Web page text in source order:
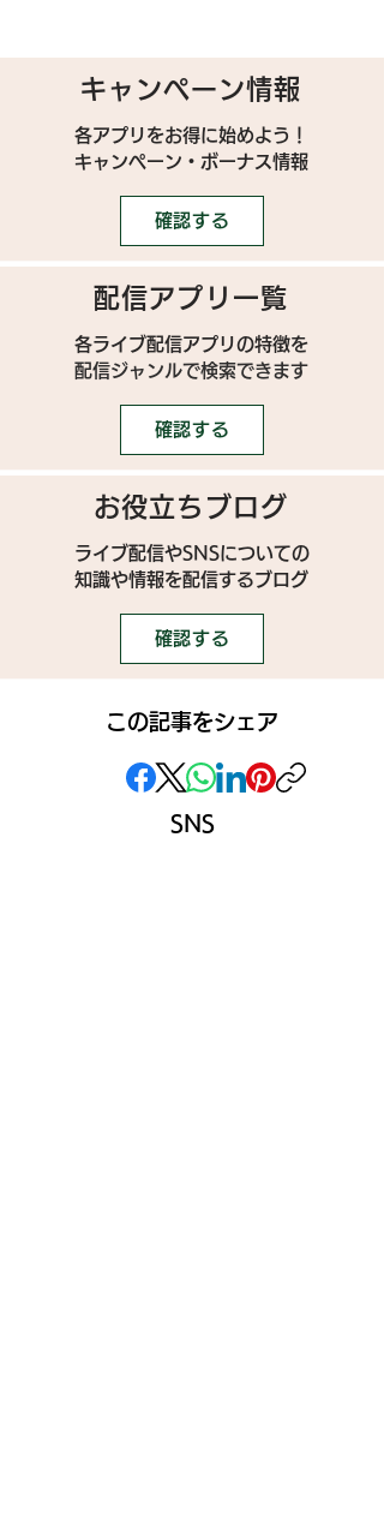
キャンペーン情報
各アプリをお得に始めよう！
キャンペーン・ボーナス情報
確認する
配信アプリ一覧
各ライブ配信アプリの特徴を
配信ジャンルで検索できます
確認する
お役立ちブログ
ライブ配信やSNSについての
​知識や情報を配信するブログ
確認する
この記事をシェア
SNS